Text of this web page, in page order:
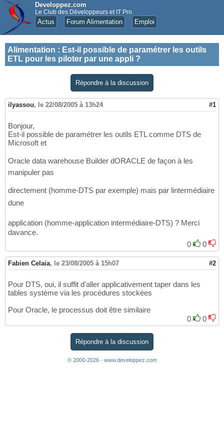
Developpez.com
Le Club des Développeurs et IT Pro
Actus Forum Alimentation Emploi
Alimentation : Est-il possible de paramétrer les outils
ETL pour les piloter par une appli ?
Répondre à la discussion
ilyassou, le 22/08/2005 à 13h24 #1
Bonjour,
Est-il possible de paramétrer les outils ETL comme DTS de
Microsoft et
Oracle data warehouse Builder dORACLE de façon à les
manipuler pas
directement (homme-DTS par exemple) mais par lintermédiaire
dune
application (homme-application intermédiaire-DTS) ? Merci
davance.
0
0
Fabien Celaia, le 23/08/2005 à 15h07 #2
Pour DTS, oui, il suffit d'aller applicativement taper dans les
tables système via les procédures stockées
Pour Oracle, le processus doit être similaire
0
0
Répondre à la discussion
© 2000-2026 - www.developpez.com